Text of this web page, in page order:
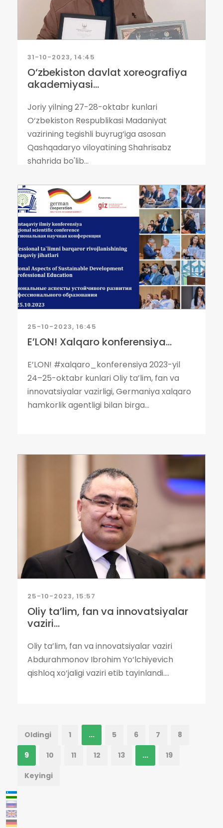
31-10-2023, 14:45
O‘zbekiston davlat xoreografiya
akademiyasi...
Joriy yilning 27-28-oktabr kunlari
O‘zbekiston Respublikasi Madaniyat
vazirining tegishli buyrug‘iga asosan
Qashqadaryo viloyatining Shahrisabz
shahrida bo'lib...
25-10-2023, 16:45
E’LON! Xalqaro konferensiya...
E’LON! #xalqaro_konferensiya 2023-yil
24–25-oktabr kunlari Oliy ta’lim, fan va
innovatsiyalar vazirligi, Germaniya xalqaro
hamkorlik agentligi bilan birga...
25-10-2023, 15:57
Oliy ta’lim, fan va innovatsiyalar
vaziri...
Oliy ta’lim, fan va innovatsiyalar vaziri
Abdurahmonov Ibrohim Yo‘lchiyevich
qishloq xo‘jaligi vaziri etib tayinlandi....
Oldingi 1 ... 5 6 7 8
9 10 11 12 13 ... 19
Keyingi